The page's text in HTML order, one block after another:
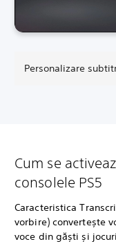
Personalizare
Cum se
consolele PS5
Caracteristica
vorbire) convertește
voce din găști și